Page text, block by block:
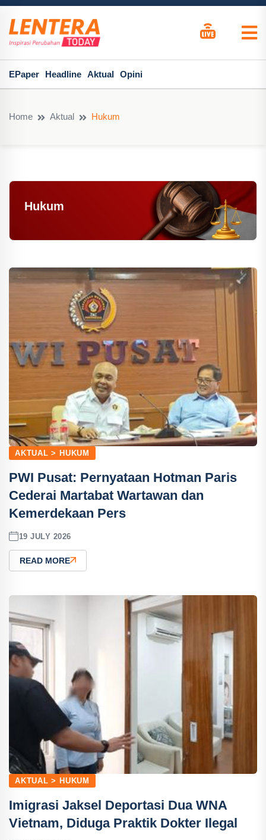
EPaper Headline Aktual Opini
Home Aktual Hukum
Hukum
AKTUAL > HUKUM
PWI Pusat: Pernyataan Hotman Paris
Cederai Martabat Wartawan dan
Kemerdekaan Pers
19 JULY 2026
READ MORE
AKTUAL > HUKUM
Imigrasi Jaksel Deportasi Dua WNA
Vietnam, Diduga Praktik Dokter Ilegal